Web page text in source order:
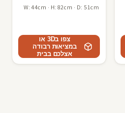
W: 44cm · H: 82cm · D: 51cm
צפו ב3D או
במציאות רבודה
אצלכם בבית